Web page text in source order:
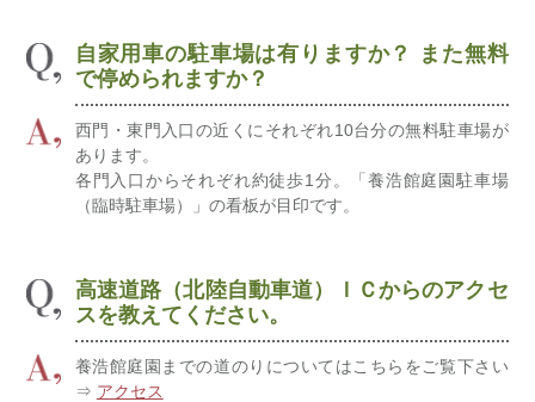
自家用車の駐車場は有りますか？ また無料
で停められますか？
西門・東門入口の近くにそれぞれ10台分の無料駐車場が
あります。
各門入口からそれぞれ約徒歩1分。「養浩館庭園駐車場
（臨時駐車場）」の看板が目印です。
高速道路（北陸自動車道）ＩＣからのアクセ
スを教えてください。
養浩館庭園までの道のりについてはこちらをご覧下さい
⇒ アクセス